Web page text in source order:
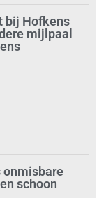
bij Hofkens
mijlpaal
onmisbare
schoon